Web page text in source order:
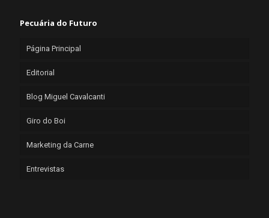
Pecuária do Futuro
Página Principal
Editorial
Blog Miguel Cavalcanti
Giro do Boi
Marketing da Carne
Entrevistas